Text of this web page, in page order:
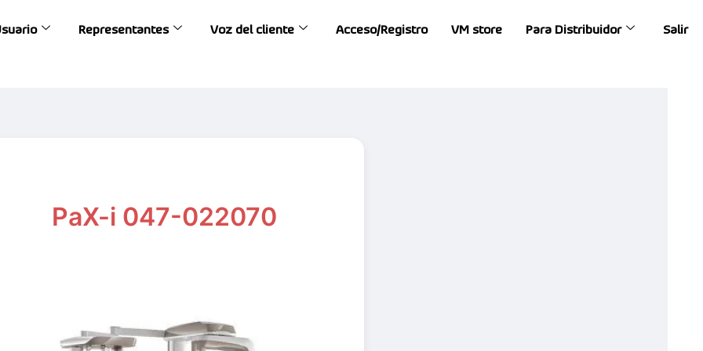
Representantes Voz del cliente Acceso/Registro VM store Para Distribuidor Salir
PaX-i 047-022070